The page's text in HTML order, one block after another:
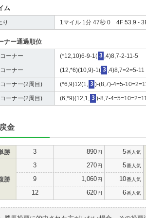
ム
り 1マイル 1分 47秒 0 4F 53.9 -
ナー通過順位
ーナー (*12,10)6-9-1( 3 ,4)8,7-2-11-5
ーナー (12,*6)(10,9)-1( 3 ,4)8,7=2=5-11
ーナー(2周目) (*6,9)12(1, 3 )-(8,7)-4=5-
ーナー(2周目) (6,*9)(12,1, 3 )-8,7-
金
勝 3 890円 5番人気
勝
3 270円 5番人気
9 1,060円 10番人気
12 620円 6番人気